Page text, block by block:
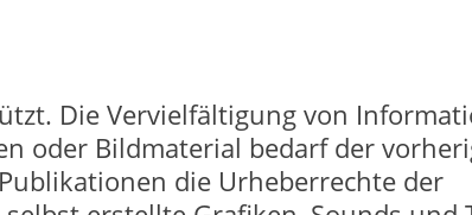
Die Vervielfältigung von
oder Bildmaterial bedarf der
die Urheberrechte der